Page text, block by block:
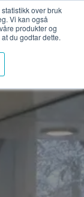
over bruk
Vi kan også
produkter og
du godtar dette.
Logg inn